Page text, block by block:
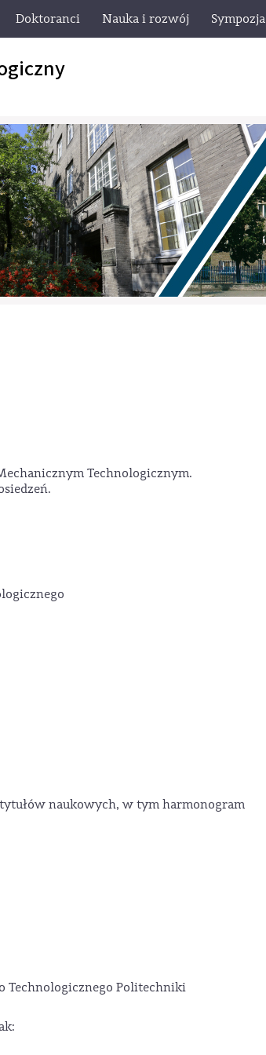
Doktoranci Nauka i rozwój Sympozja
Technologicznym.
naukowych, w tym harmonogram
Technologicznego Politechniki